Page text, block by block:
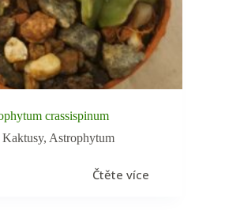
crassispinum
Kaktusy, Astrophytum
Čtěte více